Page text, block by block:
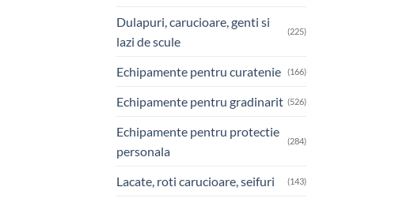
Dulapuri, carucioare, genti si
lazi de scule
(225)
Echipamente pentru curatenie (166)
Echipamente pentru gradinarit (526)
Echipamente pentru protectie
personala
(284)
Lacate, roti carucioare, seifuri (143)